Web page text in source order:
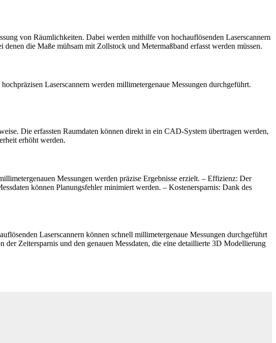
von Räumlichkeiten. Dabei werden mithilfe von hochauflösenden Laserscannern
die Maße mühsam mit Zollstock und Metermaßband erfasst werden müssen.
Laserscannern werden millimetergenaue Messungen durchgeführt.
Die erfassten Raumdaten können direkt in ein CAD-System übertragen werden,
erhöht werden.
Messungen werden präzise Ergebnisse erzielt. – Effizienz: Der
können Planungsfehler minimiert werden. – Kostenersparnis: Dank des
Laserscannern können schnell millimetergenaue Messungen durchgeführt
Zeitersparnis und den genauen Messdaten, die eine detaillierte 3D Modellierung